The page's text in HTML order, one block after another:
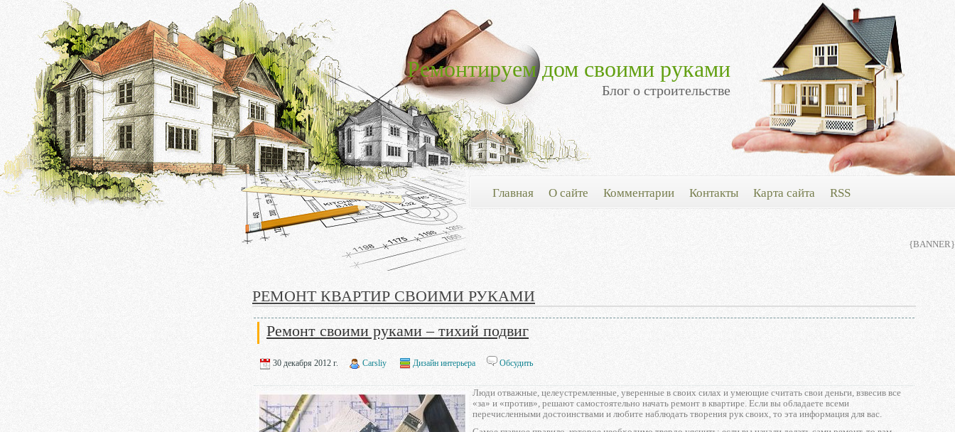
Ремонтируем дом своими руками
Блог о строительстве
Главная О сайте Комментарии Контакты Карта сайта RSS
{BANNER}
РЕМОНТ КВАРТИР CВОИМИ РУКАМИ
Ремонт своими руками – тихий подвиг
30 декабря 2012 г. Carsliy Дизайн интерьера Обсудить
Люди отважные, целеустремленные, уверенные в своих силах и умеющие считать свои деньги, взвесив все
«за» и «против», решают самостоятельно начать ремонт в квартире. Если вы обладаете всеми
перечисленными достоинствами и любите наблюдать творения рук своих, то эта информация для вас.